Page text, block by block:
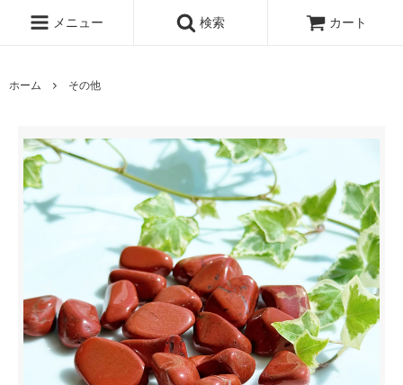
メニュー 検索 カート
ホーム その他